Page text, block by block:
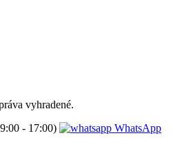
vyhradené.
- 17:00)
WhatsApp